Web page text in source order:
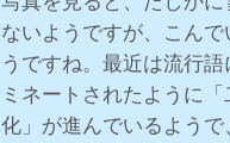
ないようですが、こんで
うですね。最近は流行語
ミネートされたように「
化」が進んでいるようで